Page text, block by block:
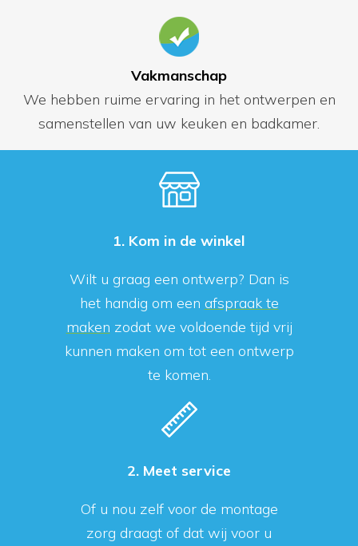
Vakmanschap
We hebben ruime ervaring in het ontwerpen en
samenstellen van uw keuken en badkamer.
1. Kom in de winkel
Wilt u graag een ontwerp? Dan is
het handig om een afspraak te
maken zodat we voldoende tijd vrij
kunnen maken om tot een ontwerp
te komen.
2. Meet service
Of u nou zelf voor de montage
zorg draagt of dat wij voor u